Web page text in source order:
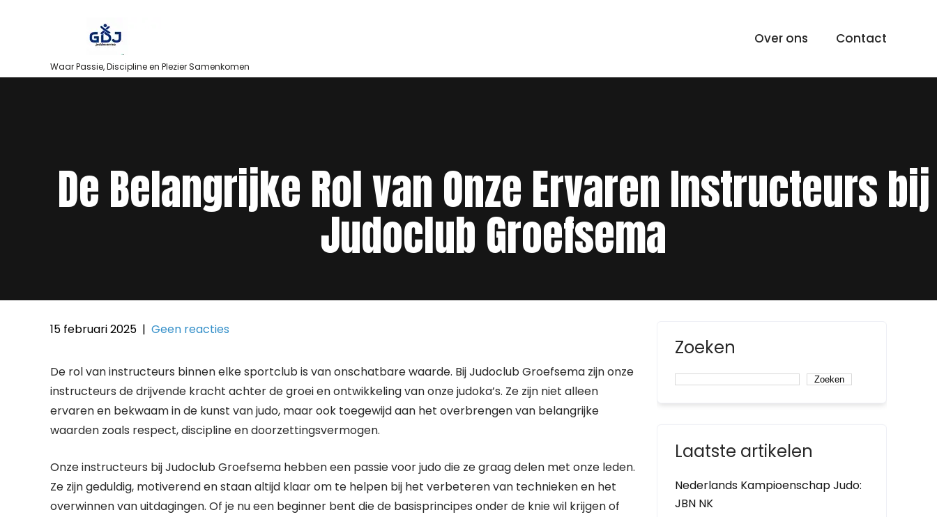
Waar Passie, Discipline en Plezier Samenkomen
Over ons Contact
De Belangrijke Rol van Onze Ervaren Instructeurs bij
Judoclub Groefsema
15 februari 2025 | Geen reacties
De rol van instructeurs binnen elke sportclub is van onschatbare waarde. Bij Judoclub Groefsema zijn onze
instructeurs de drijvende kracht achter de groei en ontwikkeling van onze judoka’s. Ze zijn niet alleen
ervaren en bekwaam in de kunst van judo, maar ook toegewijd aan het overbrengen van belangrijke
waarden zoals respect, discipline en doorzettingsvermogen.
Onze instructeurs bij Judoclub Groefsema hebben een passie voor judo die ze graag delen met onze leden.
Ze zijn geduldig, motiverend en staan altijd klaar om te helpen bij het verbeteren van technieken en het
overwinnen van uitdagingen. Of je nu een beginner bent die de basisprincipes onder de knie wil krijgen of
Zoeken
Zoeken
Laatste artikelen
Nederlands Kampioenschap Judo:
JBN NK